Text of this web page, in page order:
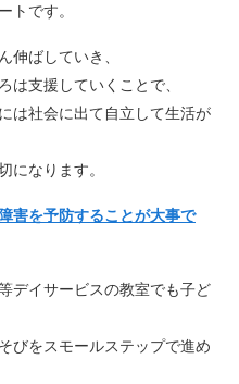
トです。
伸ばしていき、
は支援していくことで、
は社会に出て自立して生活が
になります。
害を予防することが大事で
デイサービスの教室でも子ど
びをスモールステップで進め